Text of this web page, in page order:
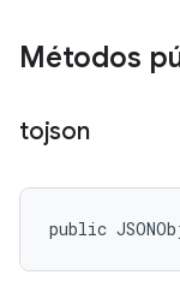
Métodos
tojson
public